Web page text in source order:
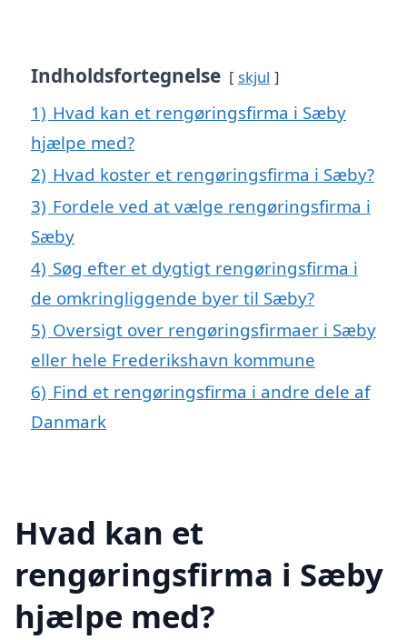
Indholdsfortegnelse skjul
1) Hvad kan et rengøringsfirma i Sæby
hjælpe med?
2) Hvad koster et rengøringsfirma i Sæby?
3) Fordele ved at vælge rengøringsfirma i
Sæby
4) Søg efter et dygtigt rengøringsfirma i
de omkringliggende byer til Sæby?
5) Oversigt over rengøringsfirmaer i Sæby
eller hele Frederikshavn kommune
6) Find et rengøringsfirma i andre dele af
Danmark
Hvad kan et
rengøringsfirma i Sæby
hjælpe med?